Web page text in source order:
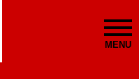
MENU